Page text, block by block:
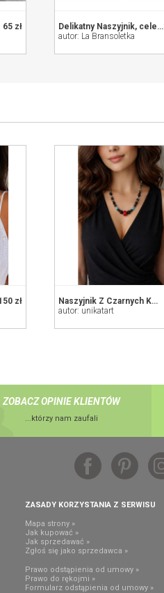
65 zł
Delikatny Naszyjnik, celebrytka, korale
autor: La Bransoletka
zł
Naszyjnik Z Czarnych Korali I Bryłki Korala Czerwonego
autor: unikatart
ZOBACZ OPINIE KLIENTÓW
...którzy nam zaufali
ZASADY KORZYSTANIA Z SERWISU
Mapa strony »
Jak kupować »
Jak sprzedawać »
Zgłoś się jako sprzedawca »
Prawo odstąpienia od umowy »
Prawo do rękojmi »
Formularz odstąpienia od umowy »